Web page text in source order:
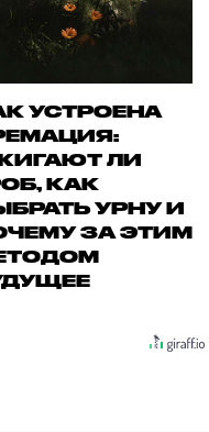
УСТРОЕНА
ЛИ
КАК
УРНУ И
ЗА ЭТИМ